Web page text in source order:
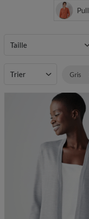
Pull
Taille
Trier Gris